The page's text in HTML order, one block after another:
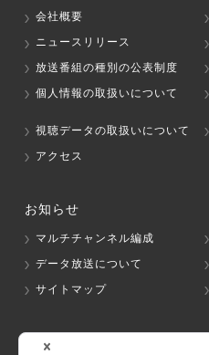
会社概要
ニュースリリース
放送番組の種別の公表制度
個人情報の取扱いについて
視聴データの取扱いについて
アクセス
お知らせ
マルチチャンネル編成
データ放送について
サイトマップ
グループ会社